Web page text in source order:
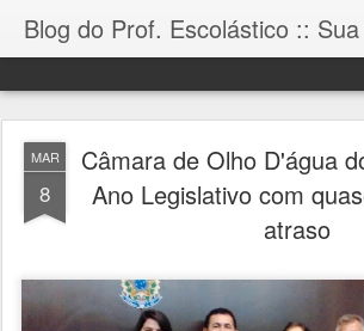
MAR
8
Câmara de Olho D'água
Ano Legislativo com
atraso